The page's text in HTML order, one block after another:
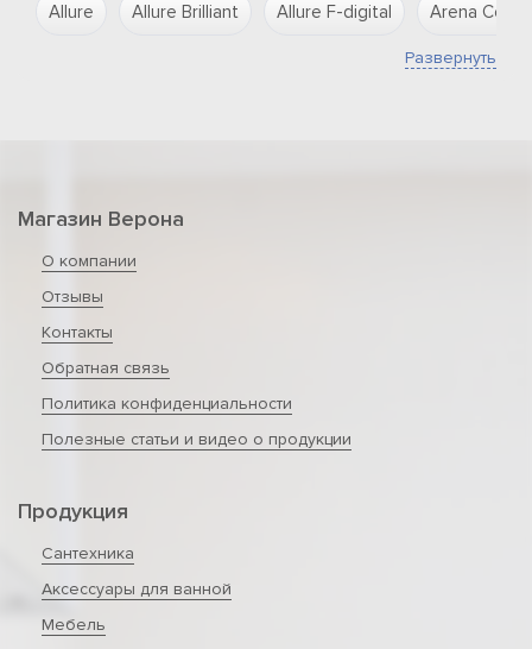
Allure Allure Brilliant Allure F-digital Arena
Развернуть
Магазин Верона
О компании
Отзывы
Контакты
Обратная связь
Политика конфиденциальности
Полезные статьи и видео о продукции
Продукция
Сантехника
Аксессуары для ванной
Мебель